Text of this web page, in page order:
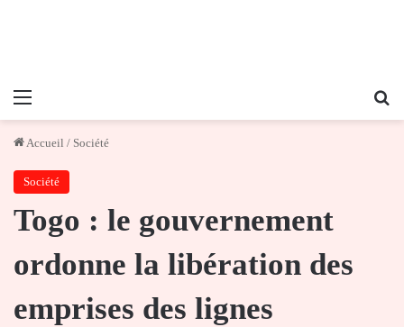
Menu
Accueil / Société
Société
Togo : le gouvernement
ordonne la libération des
emprises des lignes